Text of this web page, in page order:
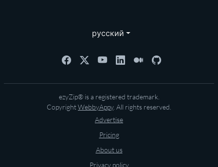
русский
ezyZip® is a registered trademark.
CopyrightWebbyAppy. All rights reserved.
Advertise
Pricing
About us
Privacy policy